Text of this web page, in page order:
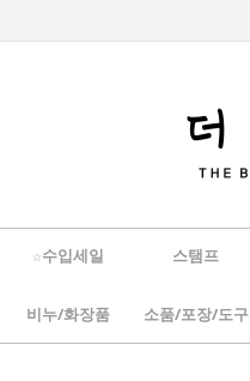
☆수입세일 스탬프
비누/화장품 소품/포장/도구